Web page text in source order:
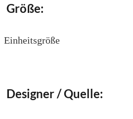
Größe:
Einheitsgröße
Designer / Quelle: